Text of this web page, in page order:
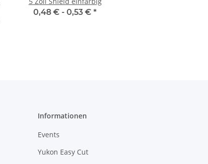
0,48 € - 0,53 € *
Informationen
Events
Yukon Easy Cut